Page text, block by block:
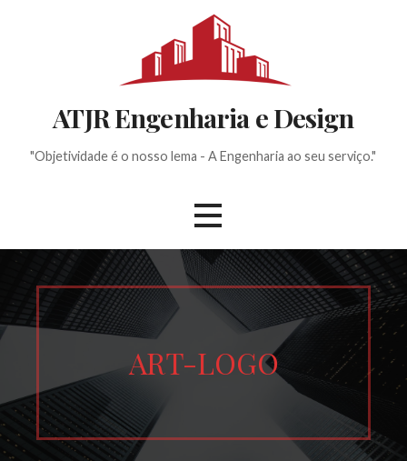
ATJR Engenharia e Design
"Objetividade é o nosso lema - A Engenharia ao seu serviço."
ART-LOGO